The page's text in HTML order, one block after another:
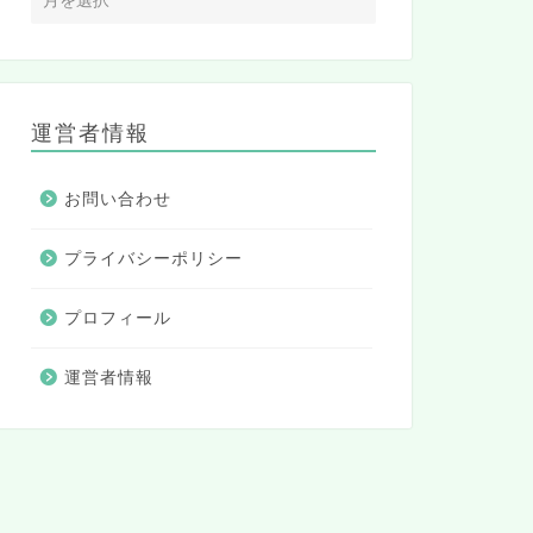
運営者情報
お問い合わせ
プライバシーポリシー
プロフィール
運営者情報